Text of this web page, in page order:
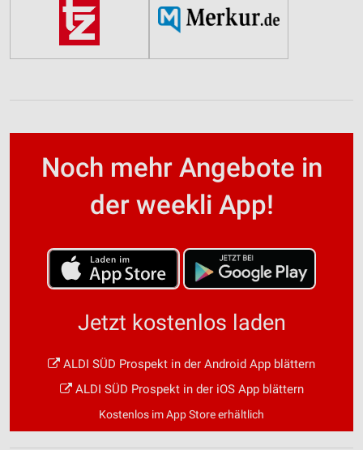
Noch mehr Angebote in
der weekli App!
Jetzt kostenlos laden
ALDI SÜD Prospekt in der Android App blättern
ALDI SÜD Prospekt in der iOS App blättern
Kostenlos im App Store erhältlich